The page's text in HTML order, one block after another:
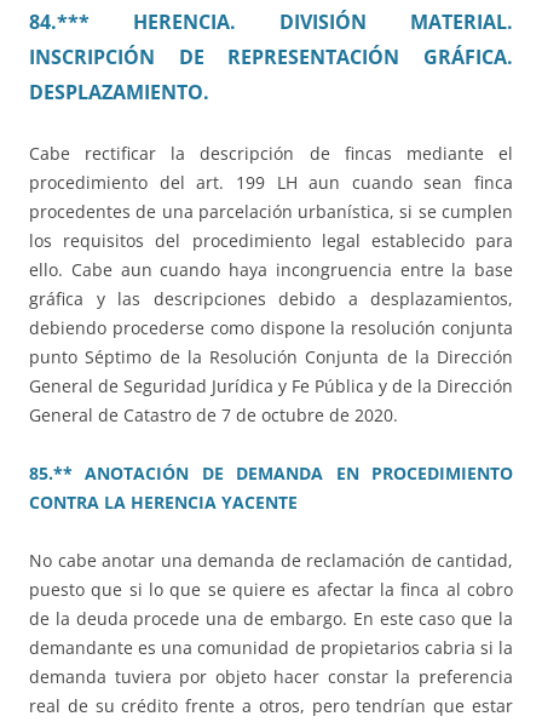
84.*** HERENCIA. DIVISIÓN MATERIAL.
INSCRIPCIÓN DE REPRESENTACIÓN GRÁFICA.
DESPLAZAMIENTO.
Cabe rectificar la descripción de fincas mediante el
procedimiento del art. 199 LH aun cuando sean finca
procedentes de una parcelación urbanística, si se cumplen
los requisitos del procedimiento legal establecido para
ello. Cabe aun cuando haya incongruencia entre la base
gráfica y las descripciones debido a desplazamientos,
debiendo procederse como dispone la resolución conjunta
punto Séptimo de la Resolución Conjunta de la Dirección
General de Seguridad Jurídica y Fe Pública y de la Dirección
General de Catastro de 7 de octubre de 2020.
85.** ANOTACIÓN DE DEMANDA EN PROCEDIMIENTO
CONTRA LA HERENCIA YACENTE
No cabe anotar una demanda de reclamación de cantidad,
puesto que si lo que se quiere es afectar la finca al cobro
de la deuda procede una de embargo. En este caso que la
demandante es una comunidad de propietarios cabria si la
demanda tuviera por objeto hacer constar la preferencia
real de su crédito frente a otros, pero tendrían que estar